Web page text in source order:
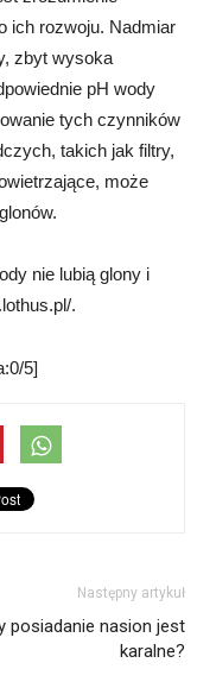
ich rozwoju. Nadmiar
zbyt wysoka
pH wody
tych czynników
takich jak filtry,
może
nie lubią glony i
.
5]
Następny artykuł
posiadanie nasion jest
karalne?